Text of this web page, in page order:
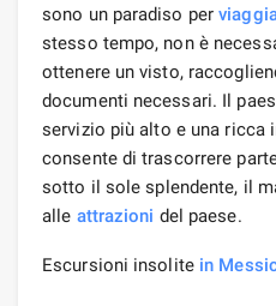
sono un paradiso per
stesso tempo, non è
ottenere un visto,
documenti necessari. Il
servizio più alto e una ricca
consente di trascorrere
sotto il sole splendente, il
alle attrazioni del paese.
Escursioni insolite in